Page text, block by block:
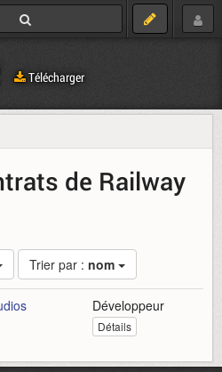
Télécharger
de Railway
Trier par : nom
Développeur
Détails